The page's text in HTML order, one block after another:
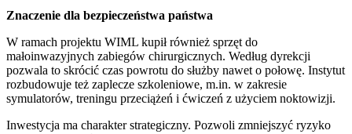
Znaczenie dla bezpieczeństwa państwa
W ramach projektu WIML kupił również sprzęt do
małoinwazyjnych zabiegów chirurgicznych. Według dyrekcji
pozwala to skrócić czas powrotu do służby nawet o połowę. Instytut
rozbudowuje też zaplecze szkoleniowe, m.in. w zakresie
symulatorów, treningu przeciążeń i ćwiczeń z użyciem noktowizji.
Inwestycja ma charakter strategiczny. Pozwoli zmniejszyć ryzyko